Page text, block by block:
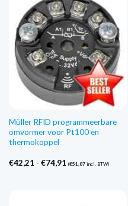
Müller RFID programmeerbare
omvormer voor Pt100 en
thermokoppel
€42,21 - €74,91 Prijsklasse:
(€51,07incl. BTW)